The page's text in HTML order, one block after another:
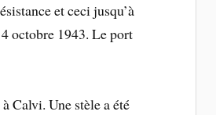
et ceci jusqu’à
octobre 1943. Le port
Calvi. Une stèle a été